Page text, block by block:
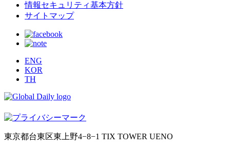
情報セキュリティ基本方針
サイトマップ
ENG
KOR
TH
東京都台東区東上野4−8−1 TIX TOWER UENO